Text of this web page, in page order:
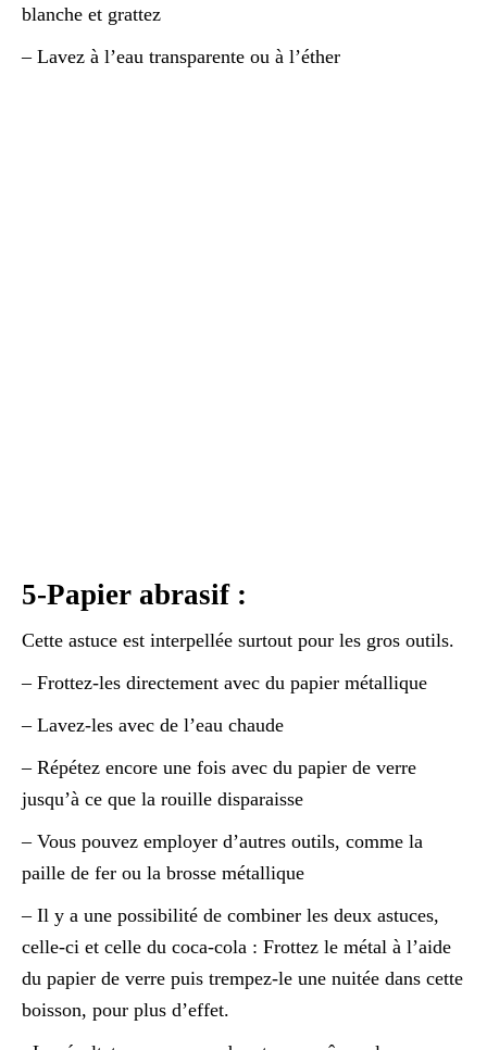
blanche et grattez
– Lavez à l’eau transparente ou à l’éther
5-Papier abrasif :
Cette astuce est interpellée surtout pour les gros outils.
– Frottez-les directement avec du papier métallique
– Lavez-les avec de l’eau chaude
– Répétez encore une fois avec du papier de verre
jusqu’à ce que la rouille disparaisse
– Vous pouvez employer d’autres outils, comme la
paille de fer ou la brosse métallique
– Il y a une possibilité de combiner les deux astuces,
celle-ci et celle du coca-cola : Frottez le métal à l’aide
du papier de verre puis trempez-le une nuitée dans cette
boisson, pour plus d’effet.